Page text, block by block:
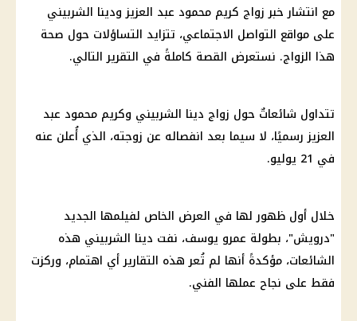
مع انتشار خبر زواج كريم محمود عبد العزيز ودينا الشربيني
على مواقع التواصل الاجتماعي، تتزايد التساؤلات حول صحة
هذا الزواج. نستعرض القصة كاملةً في التقرير التالي.
تتداول شائعاتٌ حول زواج دينا الشربيني وكريم محمود عبد
العزيز رسميًا، لا سيما بعد انفصاله عن زوجته، الذي أُعلن عنه
في 21 يوليو.
خلال أول ظهور لها في العرض الخاص لفيلمها الجديد
"درويش"، بطولة عمرو يوسف، نفت دينا الشربيني هذه
الشائعات، مؤكدةً أنها لم تُعر هذه التقارير أي اهتمام، وركزت
فقط على نجاح عملها الفني.